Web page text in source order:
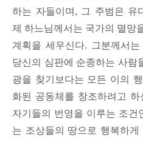
하는 자들이며, 그 주범은 유
제 하느님께서는 국가의 멸망
계획을 세우신다. 그분께서
당신의 심판에 순종하는 사람
광을 찾기보다는 모든 이의
화된 공동체를 창조하려고 하
자기들의 번영을 이루는 조건
는 조상들의 땅으로 행복하